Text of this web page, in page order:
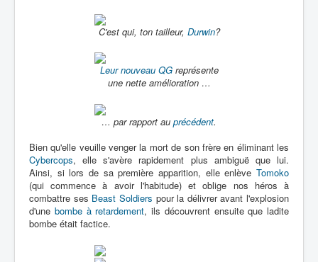
C'est qui, ton tailleur, Durwin?
Leur nouveau QGreprésente
une nette amélioration …
… par rapport au précédent.
Bien qu'elle veuille venger la mort de son frère en éliminant les
Cybercops, elle s'avère rapidement plus ambiguë que lui.
Ainsi, si lors de sa première apparition, elle enlève Tomoko
(qui commence à avoir l'habitude) et oblige nos héros à
combattre ses Beast Soldiers pour la délivrer avant l'explosion
d'une bombe à retardement, ils découvrent ensuite que ladite
bombe était factice.